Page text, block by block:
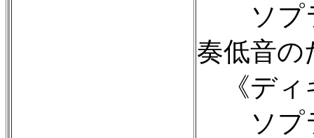
ソプラ
奏低音の
《ディ
ソプラ